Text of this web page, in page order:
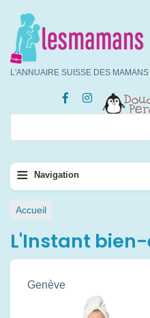
contenu
principal
L'ANNUAIRE SUISSE DES
Rechercher
Navigation
principale
≡ Navigation
Fil
d'Ariane
Accueil
L'Instant
Genève